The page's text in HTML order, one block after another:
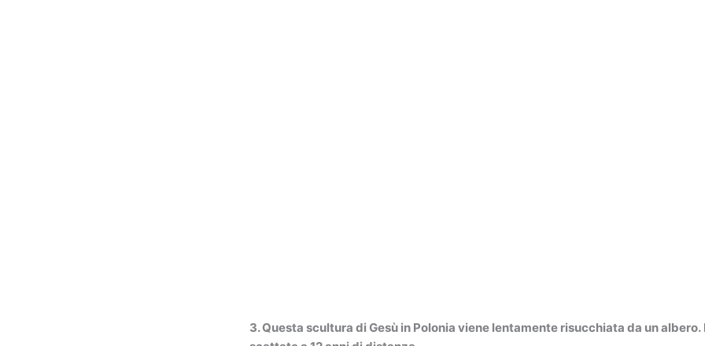
3. Questa scultura di Gesù in Polonia viene lentamente risucchiata da un